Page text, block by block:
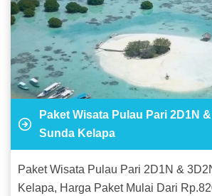
Paket Wisata Pulau Pari 2D1N
Sunda Kelapa
Paket Wisata Pulau Pari 2D1N &
Kelapa, Harga Paket Mulai Dari